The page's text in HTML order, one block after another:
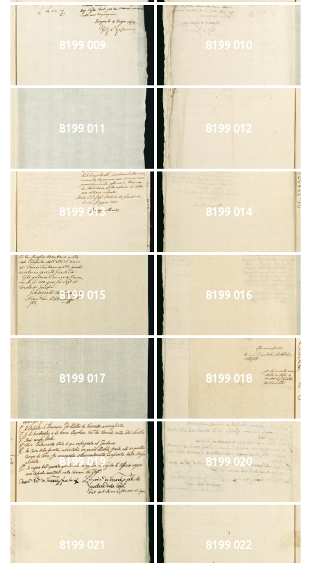
8199 009 8199 010
8199 011 8199 012
8199 013 8199 014
8199 015 8199 016
8199 017 8199 018
8199 019 8199 020
8199 021 8199 022